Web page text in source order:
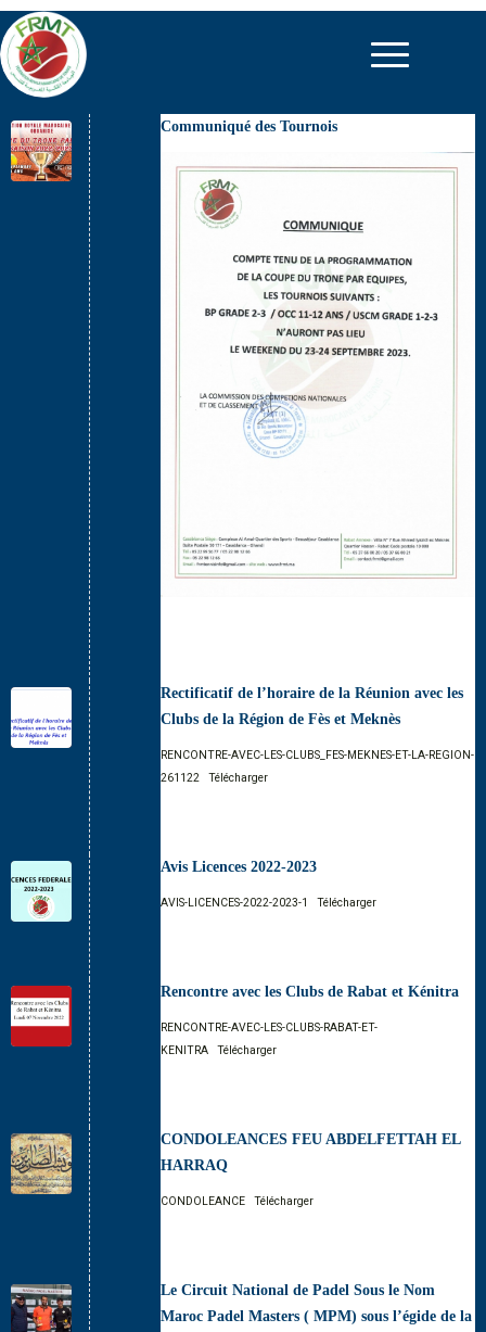
Communiqué des Tournois
Rectificatif de l’horaire de la Réunion avec les
Clubs de la Région de Fès et Meknès
RENCONTRE-AVEC-LES-CLUBS_FES-MEKNES-ET-LA-REGION-
261122
Télécharger
Avis Licences 2022-2023
AVIS-LICENCES-2022-2023-1 Télécharger
Rencontre avec les Clubs de Rabat et Kénitra
RENCONTRE-AVEC-LES-CLUBS-RABAT-ET-
KENITRA
Télécharger
CONDOLEANCES FEU ABDELFETTAH EL
HARRAQ
CONDOLEANCE Télécharger
Le Circuit National de Padel Sous le Nom
Maroc Padel Masters ( MPM) sous l’égide de la